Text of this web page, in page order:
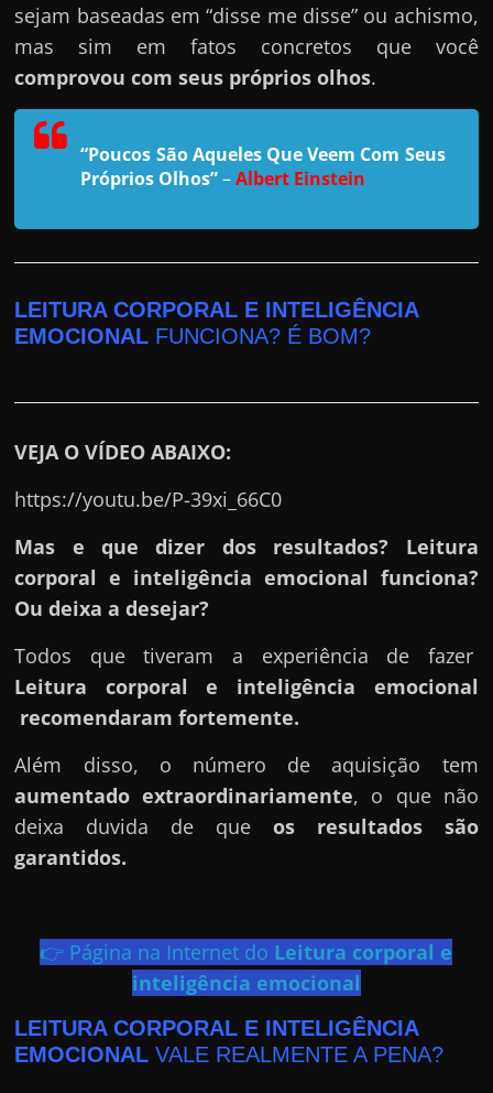
e
x
t
r
á
p
n
e
g
a
n
h
r
d
n
h
e
i
n
t
sejam baseadas em “disse me disse” ou achismo,
mas sim em fatos concretos que você
comprovou com seus próprios olhos.
“Poucos São Aqueles Que Veem Com Seus
Próprios Olhos”–Albert Einstein
LEITURA CORPORAL E INTELIGÊNCIA
EMOCIONAL FUNCIONA? É BOM?
VEJA O VÍDEO ABAIXO:
https://youtu.be/P-39xi_66C0
Mas e que dizer dos resultados? Leitura
corporal e inteligência emocional funciona?
Ou deixa a desejar?
Todos que tiveram a experiência de fazer
Leitura corporal e inteligência emocional
recomendaram fortemente.
Além disso, o número de aquisição tem
aumentado extraordinariamente, o que não
deixa duvida de que os resultados são
garantidos.
👉 Página na Internet do Leitura corporal e
inteligência emocional
LEITURA CORPORAL E INTELIGÊNCIA
EMOCIONAL VALE REALMENTE A PENA?